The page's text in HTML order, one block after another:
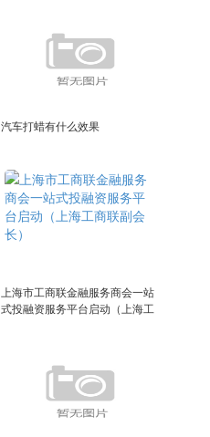
汽车打蜡有什么效果
上海市工商联金融服务商会一站
式投融资服务平台启动（上海工